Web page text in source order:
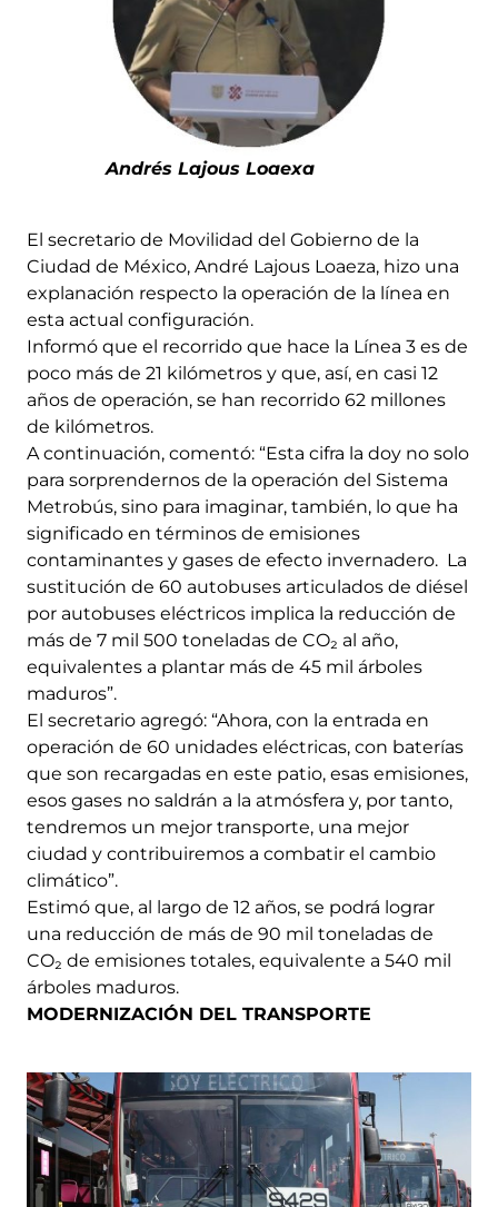
Andrés Lajous Loaexa
El secretario de Movilidad del Gobierno de la
Ciudad de México, André Lajous Loaeza, hizo una
explanación respecto la operación de la línea en
esta actual configuración.
Informó que el recorrido que hace la Línea 3 es de
poco más de 21 kilómetros y que, así, en casi 12
años de operación, se han recorrido 62 millones
de kilómetros.
A continuación, comentó: “Esta cifra la doy no solo
para sorprendernos de la operación del Sistema
Metrobús, sino para imaginar, también, lo que ha
significado en términos de emisiones
contaminantes y gases de efecto invernadero. La
sustitución de 60 autobuses articulados de diésel
por autobuses eléctricos implica la reducción de
más de 7 mil 500 toneladas de CO₂ al año,
equivalentes a plantar más de 45 mil árboles
maduros”.
El secretario agregó: “Ahora, con la entrada en
operación de 60 unidades eléctricas, con baterías
que son recargadas en este patio, esas emisiones,
esos gases no saldrán a la atmósfera y, por tanto,
tendremos un mejor transporte, una mejor
ciudad y contribuiremos a combatir el cambio
climático”.
Estimó que, al largo de 12 años, se podrá lograr
una reducción de más de 90 mil toneladas de
CO₂ de emisiones totales, equivalente a 540 mil
árboles maduros.
MODERNIZACIÓN DEL TRANSPORTE